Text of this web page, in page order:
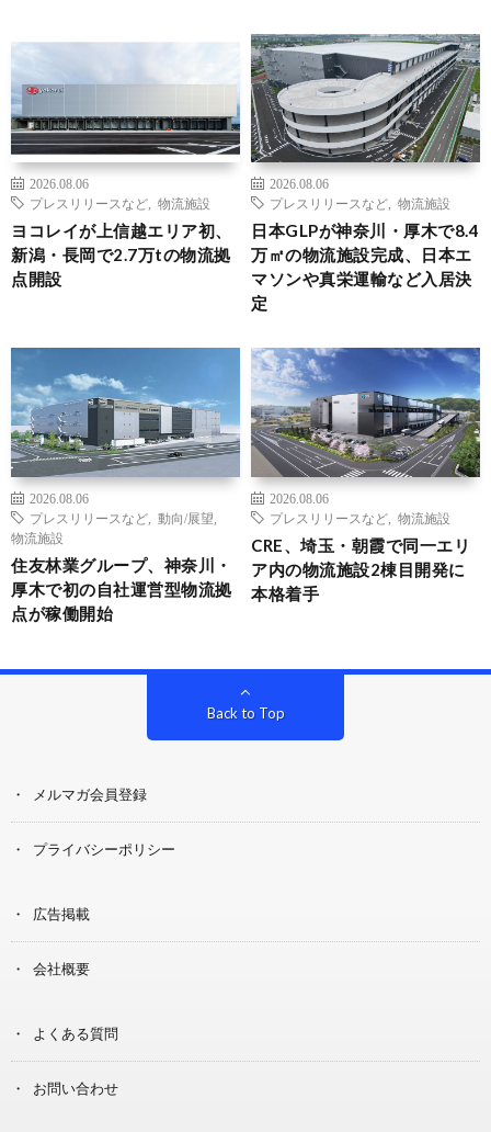
2026.08.06
プレスリリースなど
物流施設
ヨコレイが上信越エリア初、
新潟・長岡で2.7万tの物流拠
点開設
2026.08.06
プレスリリースなど
物流施設
日本GLPが神奈川・厚木で8.4
万㎡の物流施設完成、日本エ
マソンや真栄運輸など入居決
定
2026.08.06
プレスリリースなど
動向/展望
物流施設
住友林業グループ、神奈川・
厚木で初の自社運営型物流拠
点が稼働開始
2026.08.06
プレスリリースなど
物流施設
CRE、埼玉・朝霞で同一エリ
ア内の物流施設2棟目開発に
本格着手
Back to Top
メルマガ会員登録
プライバシーポリシー
広告掲載
会社概要
よくある質問
お問い合わせ